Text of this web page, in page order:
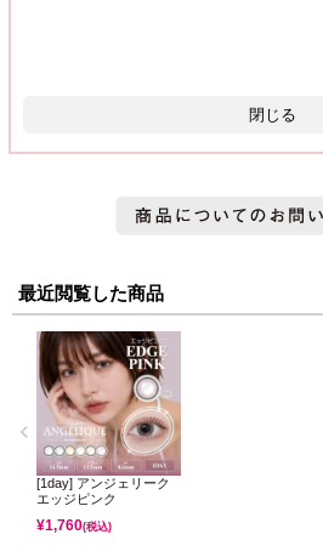
閉じる
最近閲覧した商品
[1day] アンジェリーク
エッジピンク
¥1,760(税込)